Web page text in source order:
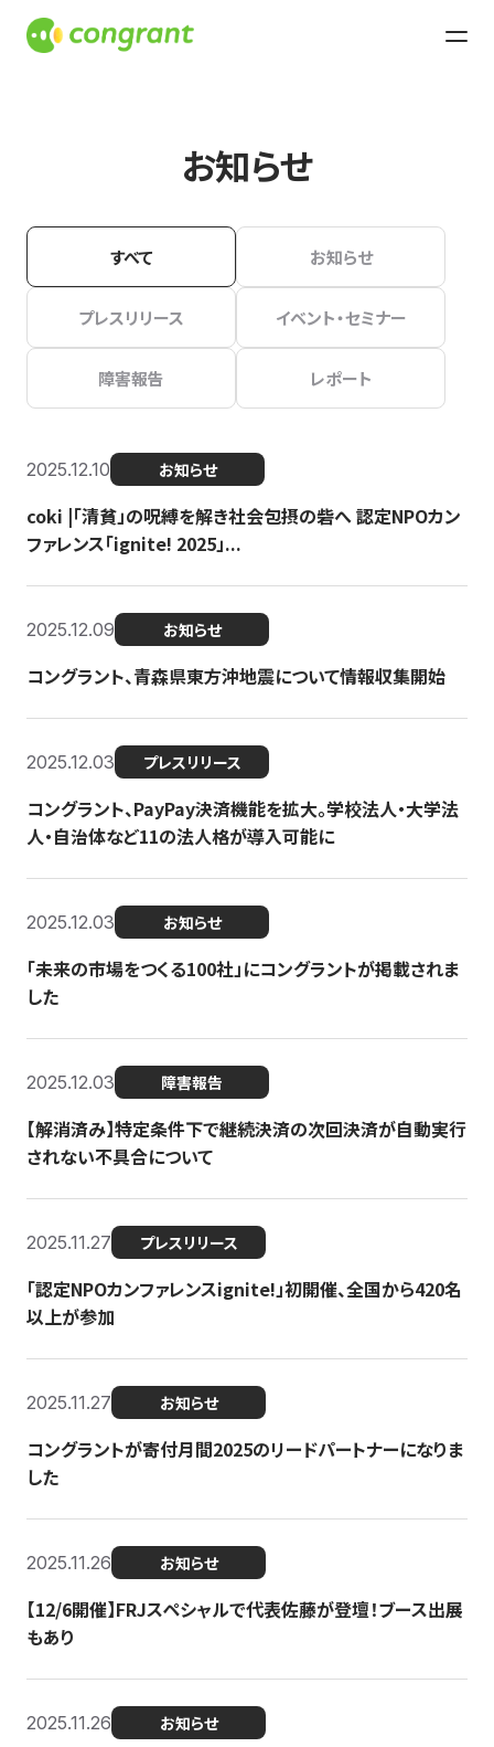
お知らせ
すべて お知らせ
プレスリリース イベント・セミナー
障害報告 レポート
2025.12.10 お知らせ
coki |「清貧」の呪縛を解き社会包摂の砦へ 認定NPOカン
ファレンス「ignite! 2025」...
2025.12.09 お知らせ
コングラント、青森県東方沖地震について情報収集開始
2025.12.03 プレスリリース
コングラント、PayPay決済機能を拡大。学校法人・大学法
人・自治体など11の法人格が導入可能に
2025.12.03 お知らせ
「未来の市場をつくる100社」にコングラントが掲載されま
した
2025.12.03 障害報告
【解消済み】特定条件下で継続決済の次回決済が自動実行
されない不具合について
2025.11.27 プレスリリース
「認定NPOカンファレンスignite!」初開催、全国から420名
以上が参加
2025.11.27 お知らせ
コングラントが寄付月間2025のリードパートナーになりま
した
2025.11.26 お知らせ
【12/6開催】FRJスペシャルで代表佐藤が登壇！ブース出展
もあり
2025.11.26 お知らせ